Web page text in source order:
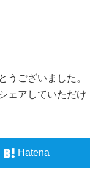
うございました。
ェアしていただけ
Hatena